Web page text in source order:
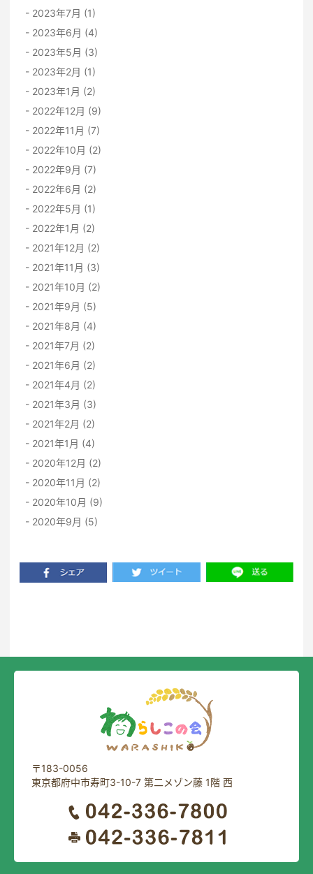
2023年7月 (1)
2023年6月 (4)
2023年5月 (3)
2023年2月 (1)
2023年1月 (2)
2022年12月 (9)
2022年11月 (7)
2022年10月 (2)
2022年9月 (7)
2022年6月 (2)
2022年5月 (1)
2022年1月 (2)
2021年12月 (2)
2021年11月 (3)
2021年10月 (2)
2021年9月 (5)
2021年8月 (4)
2021年7月 (2)
2021年6月 (2)
2021年4月 (2)
2021年3月 (3)
2021年2月 (2)
2021年1月 (4)
2020年12月 (2)
2020年11月 (2)
2020年10月 (9)
2020年9月 (5)
〒183-0056
東京都府中市寿町3-10-7 第二メゾン藤 1階 西